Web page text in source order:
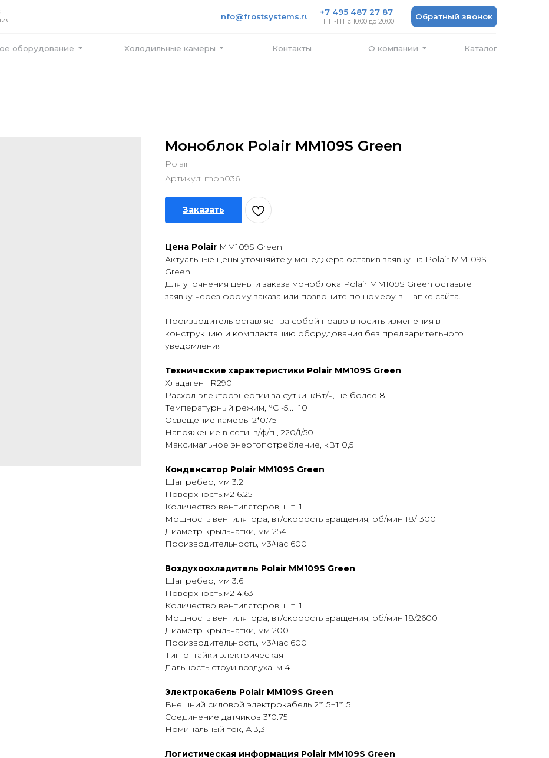
Обратный звонок
+7 495 487 27 87
info@frostsystems.ru
ПН-ПТ с 10:00 до 20:00
Моноблок Polair MM109S Green
Polair
Артикул: mon036
Заказать
Цена Polair MM109S Green
Актуальные цены уточняйте у менеджера оставив заявку на Polair MM109S
Green.
Для уточнения цены и заказа моноблока Polair MM109S Green оставьте
заявку через форму заказа или позвоните по номеру в шапке сайта.
Производитель оставляет за собой право вносить изменения в
конструкцию и комплектацию оборудования без предварительного
уведомления
Технические характеристики Polair MM109S Green
Хладагент R290
Расход электроэнергии за сутки, кВт/ч, не более 8
Температурный режим, °С -5...+10
Освещение камеры 2*0.75
Напряжение в сети, в/ф/гц 220/1/50
Maксимальное энергопотребление, кВт 0,5
Конденсатор Polair MM109S Green
Шаг ребер, мм 3.2
Поверхность,м2 6.25
Количество вентиляторов, шт. 1
Мощность вентилятора, вт/скорость вращения; об/мин 18/1300
Диаметр крыльчатки, мм 254
Производительность, м3/час 600
Воздухоохладитель Polair MM109S Green
Шаг ребер, мм 3.6
Поверхность,м2 4.63
Количество вентиляторов, шт. 1
Мощность вентилятора, вт/скорость вращения; об/мин 18/2600
Диаметр крыльчатки, мм 200
Производительность, м3/час 600
Тип оттайки электрическая
Дальность струи воздуха, м 4
Электрокабель Polair MM109S Green
Внешний силовой электрокабель 2*1.5+1*1.5
Соединение датчиков 3*0.75
Номинальный ток, А 3,3
Логистическая информация Polair MM109S Green